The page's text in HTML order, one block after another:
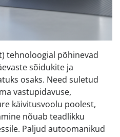
tehnoloogial põhinevad
sõidukite ja
osaks. Need suletud
vastupidavuse,
käivitusvoolu poolest,
nõuab teadlikku
Paljud autoomanikud